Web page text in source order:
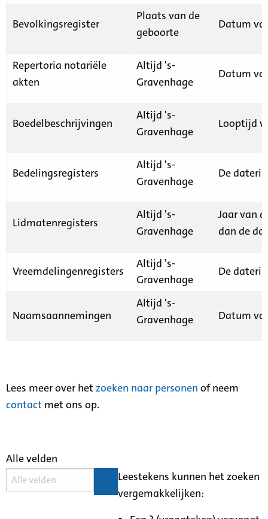
Bevolkingsregister
Plaats van de
geboorte
Datum
Repertoria notariële
akten
Altijd 's-
Gravenhage
Datum
Boedelbeschrijvingen
Altijd 's-
Gravenhage
Looptijd
Bedelingsregisters
Altijd 's-
Gravenhage
De
Lidmatenregisters
Altijd 's-
Gravenhage
Jaar van
dan de
Vreemdelingenregisters
Altijd 's-
Gravenhage
De
Naamsaannemingen
Altijd 's-
Gravenhage
Datum
Lees meer over het zoeken naar personen of neem
contact met ons op.
Alle velden
Leestekens kunnen het zoeken
vergemakkelijken: